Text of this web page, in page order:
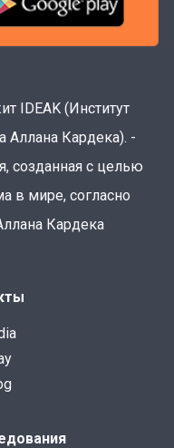
IDEAK (Институт
Аллана Кардека). -
созданная с целью
в мире, согласно
Кардека